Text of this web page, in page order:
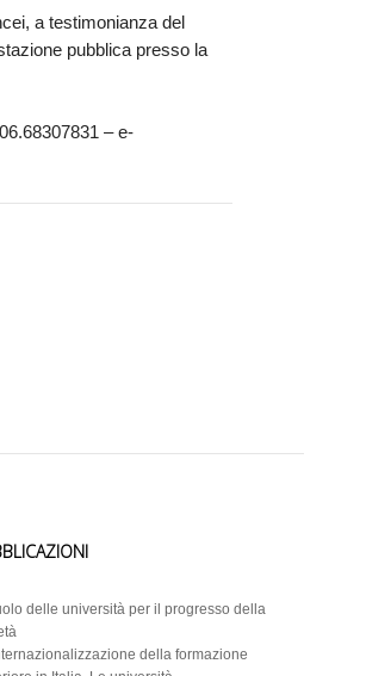
a testimonianza del
pubblica presso la
– e-
delle università per il progresso della
della formazione